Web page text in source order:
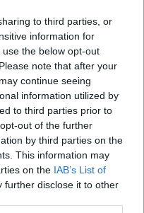
to third parties, or
information for
the below opt-out
note that after your
continue seeing
information utilized by
to third parties prior to
out of the further
by third parties on the
This information may
on the IAB’s List of
further disclose it to other
Rețetă simplă și